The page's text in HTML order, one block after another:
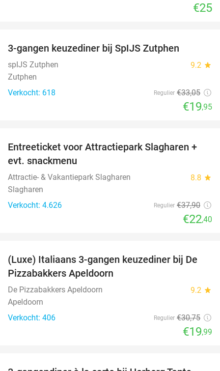
€25
3-gangen keuzediner bij SpIJS Zutphen
spIJS Zutphen 9.2 star
Zutphen
Verkocht: 618
Regulier €33,05
€19,95
41%
Entreeticket voor Attractiepark Slagharen +
evt. snackmenu
Attractie- & Vakantiepark Slagharen 8.8 star
Slagharen
Verkocht: 4.626
Regulier €37,90
€22,40
35%
(Luxe) Italiaans 3-gangen keuzediner bij De
Pizzabakkers Apeldoorn
De Pizzabakkers Apeldoorn 9.2 star
Apeldoorn
Verkocht: 406
Regulier €30,75
€19,99